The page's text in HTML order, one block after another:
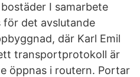
I samarbete
för det avslutande
där Karl Emil
transportprotokoll är
öppnas i routern. Portar